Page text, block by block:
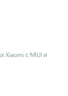
Xiaomi с MIUI и